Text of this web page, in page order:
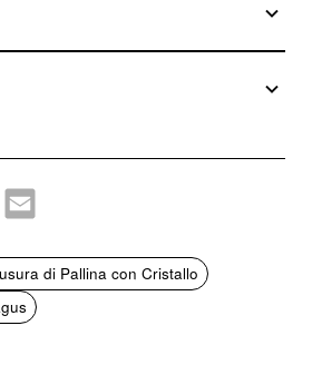
Email
di Pallina con Cristallo